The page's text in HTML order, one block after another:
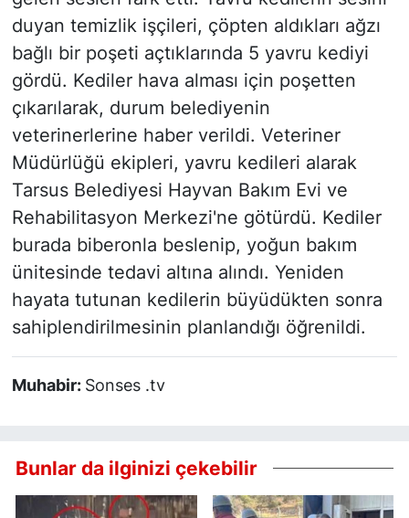
duyan temizlik işçileri, çöpten aldıkları ağzı
bağlı bir poşeti açtıklarında 5 yavru kediyi
gördü. Kediler hava alması için poşetten
çıkarılarak, durum belediyenin
veterinerlerine haber verildi. Veteriner
Müdürlüğü ekipleri, yavru kedileri alarak
Tarsus Belediyesi Hayvan Bakım Evi ve
Rehabilitasyon Merkezi'ne götürdü. Kediler
burada biberonla beslenip, yoğun bakım
ünitesinde tedavi altına alındı. Yeniden
hayata tutunan kedilerin büyüdükten sonra
sahiplendirilmesinin planlandığı öğrenildi.
Muhabir: Sonses .tv
Bunlar da ilginizi çekebilir